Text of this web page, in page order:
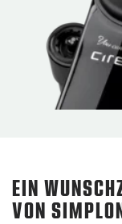
EIN
VON SIMPLON